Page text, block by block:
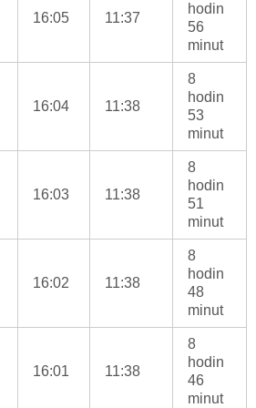
16:05 11:37
hodin
56
minut
16:04 11:38
8
hodin
53
minut
16:03 11:38
8
hodin
51
minut
16:02 11:38
8
hodin
48
minut
16:01 11:38
8
hodin
46
minut